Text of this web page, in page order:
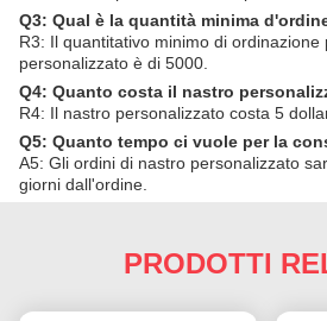
Q3: Qual è la quantità minima
R3: Il quantitativo minimo di ordinazione
personalizzato è di 5000.
Q4: Quanto costa il nastro
R4: Il nastro personalizzato costa 5
Q5: Quanto tempo ci vuole per la
A5: Gli ordini di nastro personalizzato
giorni dall'ordine.
PRODOTTI